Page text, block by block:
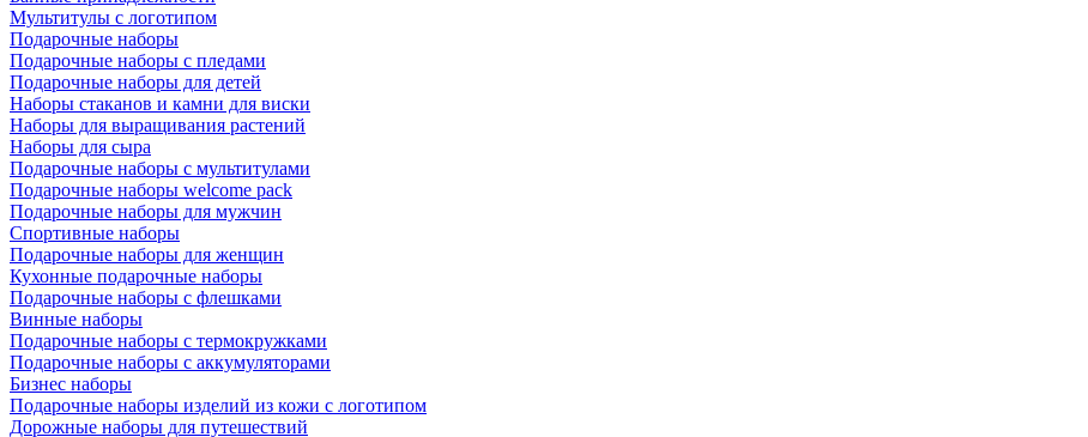
Мультитулы с логотипом
Подарочные наборы
Подарочные наборы с пледами
Подарочные наборы для детей
Наборы стаканов и камни для виски
Наборы для выращивания растений
Наборы для сыра
Подарочные наборы с мультитулами
Подарочные наборы welcome pack
Подарочные наборы для мужчин
Спортивные наборы
Подарочные наборы для женщин
Кухонные подарочные наборы
Подарочные наборы с флешками
Винные наборы
Подарочные наборы с термокружками
Подарочные наборы с аккумуляторами
Бизнес наборы
Подарочные наборы изделий из кожи с логотипом
Дорожные наборы для путешествий